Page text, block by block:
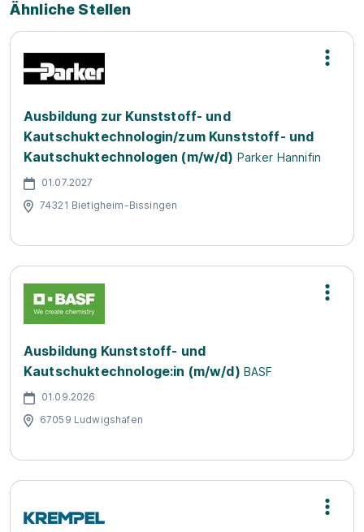
Ähnliche Stellen
Ausbildung zur Kunststoff- und
Kautschuktechnologin/zum Kunststoff- und
Kautschuktechnologen (m/w/d) Parker Hannifin
01.07.2027
74321 Bietigheim-Bissingen
Ausbildung Kunststoff- und
Kautschuktechnologe:in (m/w/d) BASF
01.09.2026
67059 Ludwigshafen